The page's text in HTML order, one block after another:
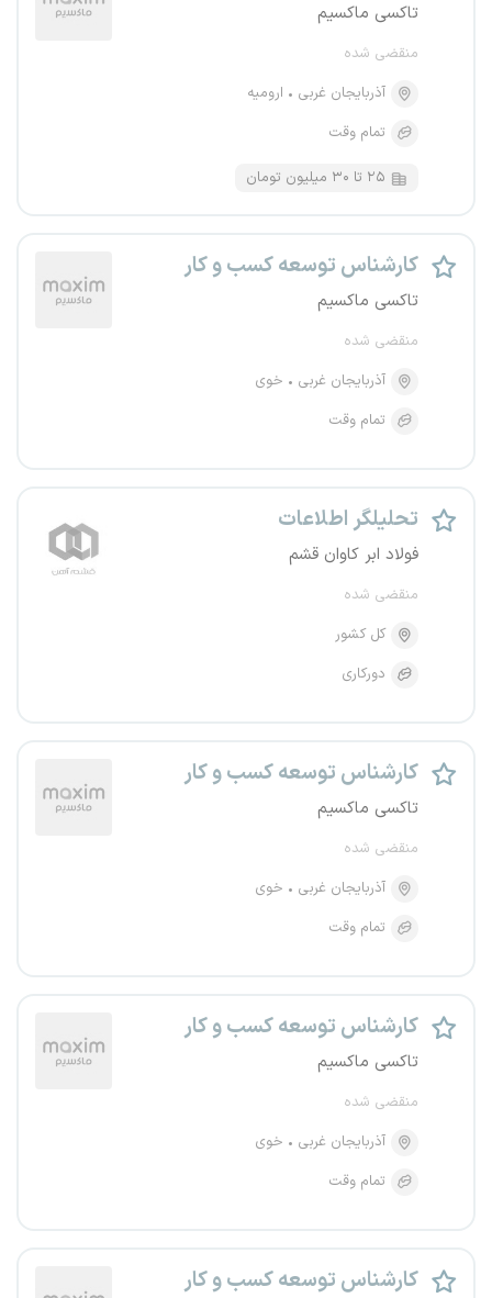
تاکسی ماکسیم
منقضی شده
آذربایجان غربی
ارومیه
تمام وقت
۲۵ تا ۳۰ میلیون تومان
کارشناس توسعه کسب و کار
تاکسی ماکسیم
منقضی شده
آذربایجان غربی
خوی
تمام وقت
تحلیلگر اطلاعات
فولاد ابر کاوان قشم
منقضی شده
کل کشور
دورکاری
کارشناس توسعه کسب و کار
تاکسی ماکسیم
منقضی شده
آذربایجان غربی
خوی
تمام وقت
کارشناس توسعه کسب و کار
تاکسی ماکسیم
منقضی شده
آذربایجان غربی
خوی
تمام وقت
کارشناس توسعه کسب و کار